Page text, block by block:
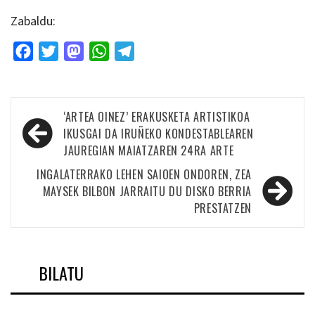
Zabaldu:
FacebookTwitterMastodonWhatsApp
Bidalketetan
zehar
nabigatu
‘ARTEA OINEZ’ ERAKUSKETA ARTISTIKOA
IKUSGAI DA IRUÑEKO KONDESTABLEAREN
JAUREGIAN MAIATZAREN 24RA ARTE
INGALATERRAKO LEHEN SAIOEN ONDOREN, ZEA
MAYSEK BILBON JARRAITU DU DISKO BERRIA
PRESTATZEN
BILATU